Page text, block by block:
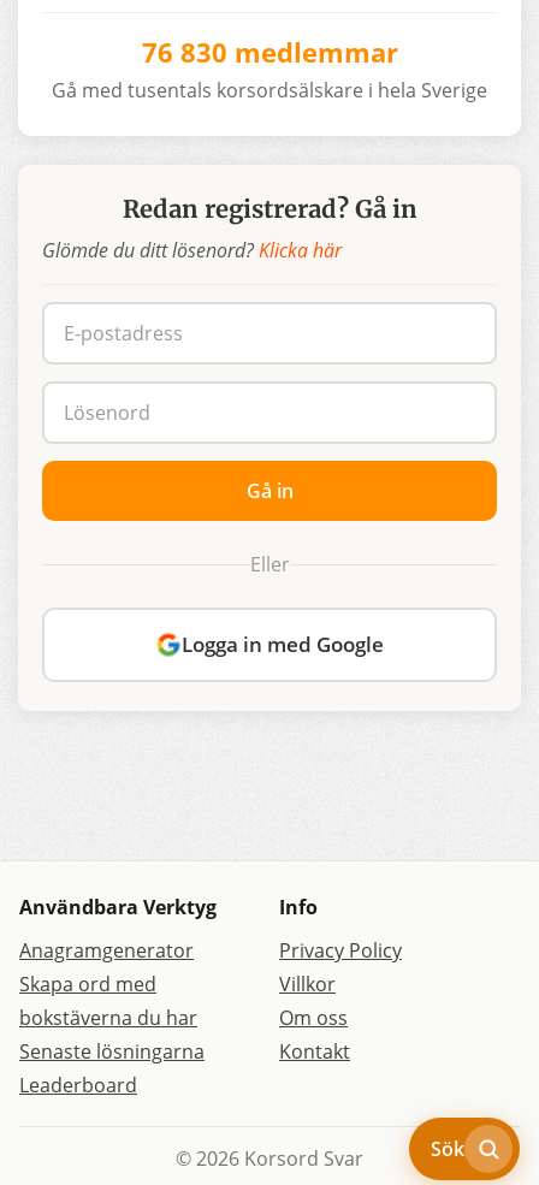
76 830 medlemmar
Gå med tusentals korsordsälskare i hela Sverige
Redan registrerad? Gå in
Glömde du ditt lösenord?Klicka här
Gå in
Eller
Logga in med Google
Användbara Verktyg
Anagramgenerator
Skapa ord med
bokstäverna du har
Senaste lösningarna
Leaderboard
Info
Privacy Policy
Villkor
Om oss
Kontakt
© 2026 Korsord Svar Sök